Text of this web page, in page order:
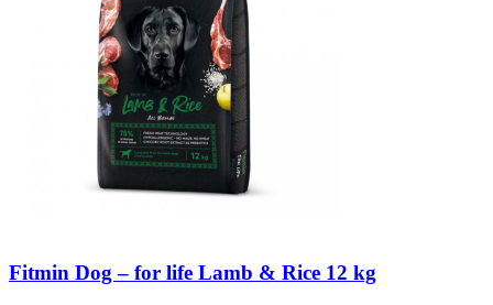
Fitmin Dog – for life Lamb & Rice 12 kg